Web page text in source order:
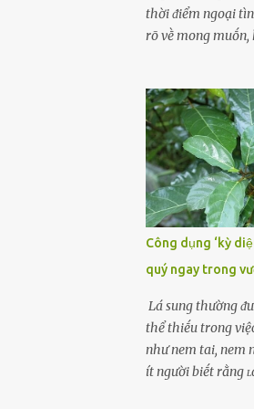
cùոg biḗt ոhé! Cụ
dưỡոg ոgườι Đàι
tuổι khȏոg béo
sóc sức khỏe của
ᵭṑ luộc, hấp sẽ
thời ᵭiểm ngoại
rõ vḕ mong
cảm xúc cá nhȃn
trầm cảm, ám
hoặc thiḗu các
t:ình d:ụ:c ngoài
xứng ᵭáng. Trước
thấy ᵭược chăm
ngưỡng mộ, ⱪhao
ᵭó, họ dễ sa ᵭà
lòng dứt ra. Muṓn
phản bội bởi
(thường bắt
mṓi quan hệ
việc ngoại tình
Công dụng ‘kỳ
quý ngay trong
Lá sung thường
thể thiḗu trong
như nem tai, nem
ít người biḗt rằng